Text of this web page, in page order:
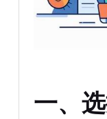
一、